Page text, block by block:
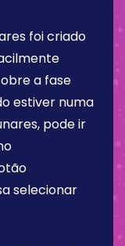
foi criado
a fase
estiver numa
pode ir
selecionar